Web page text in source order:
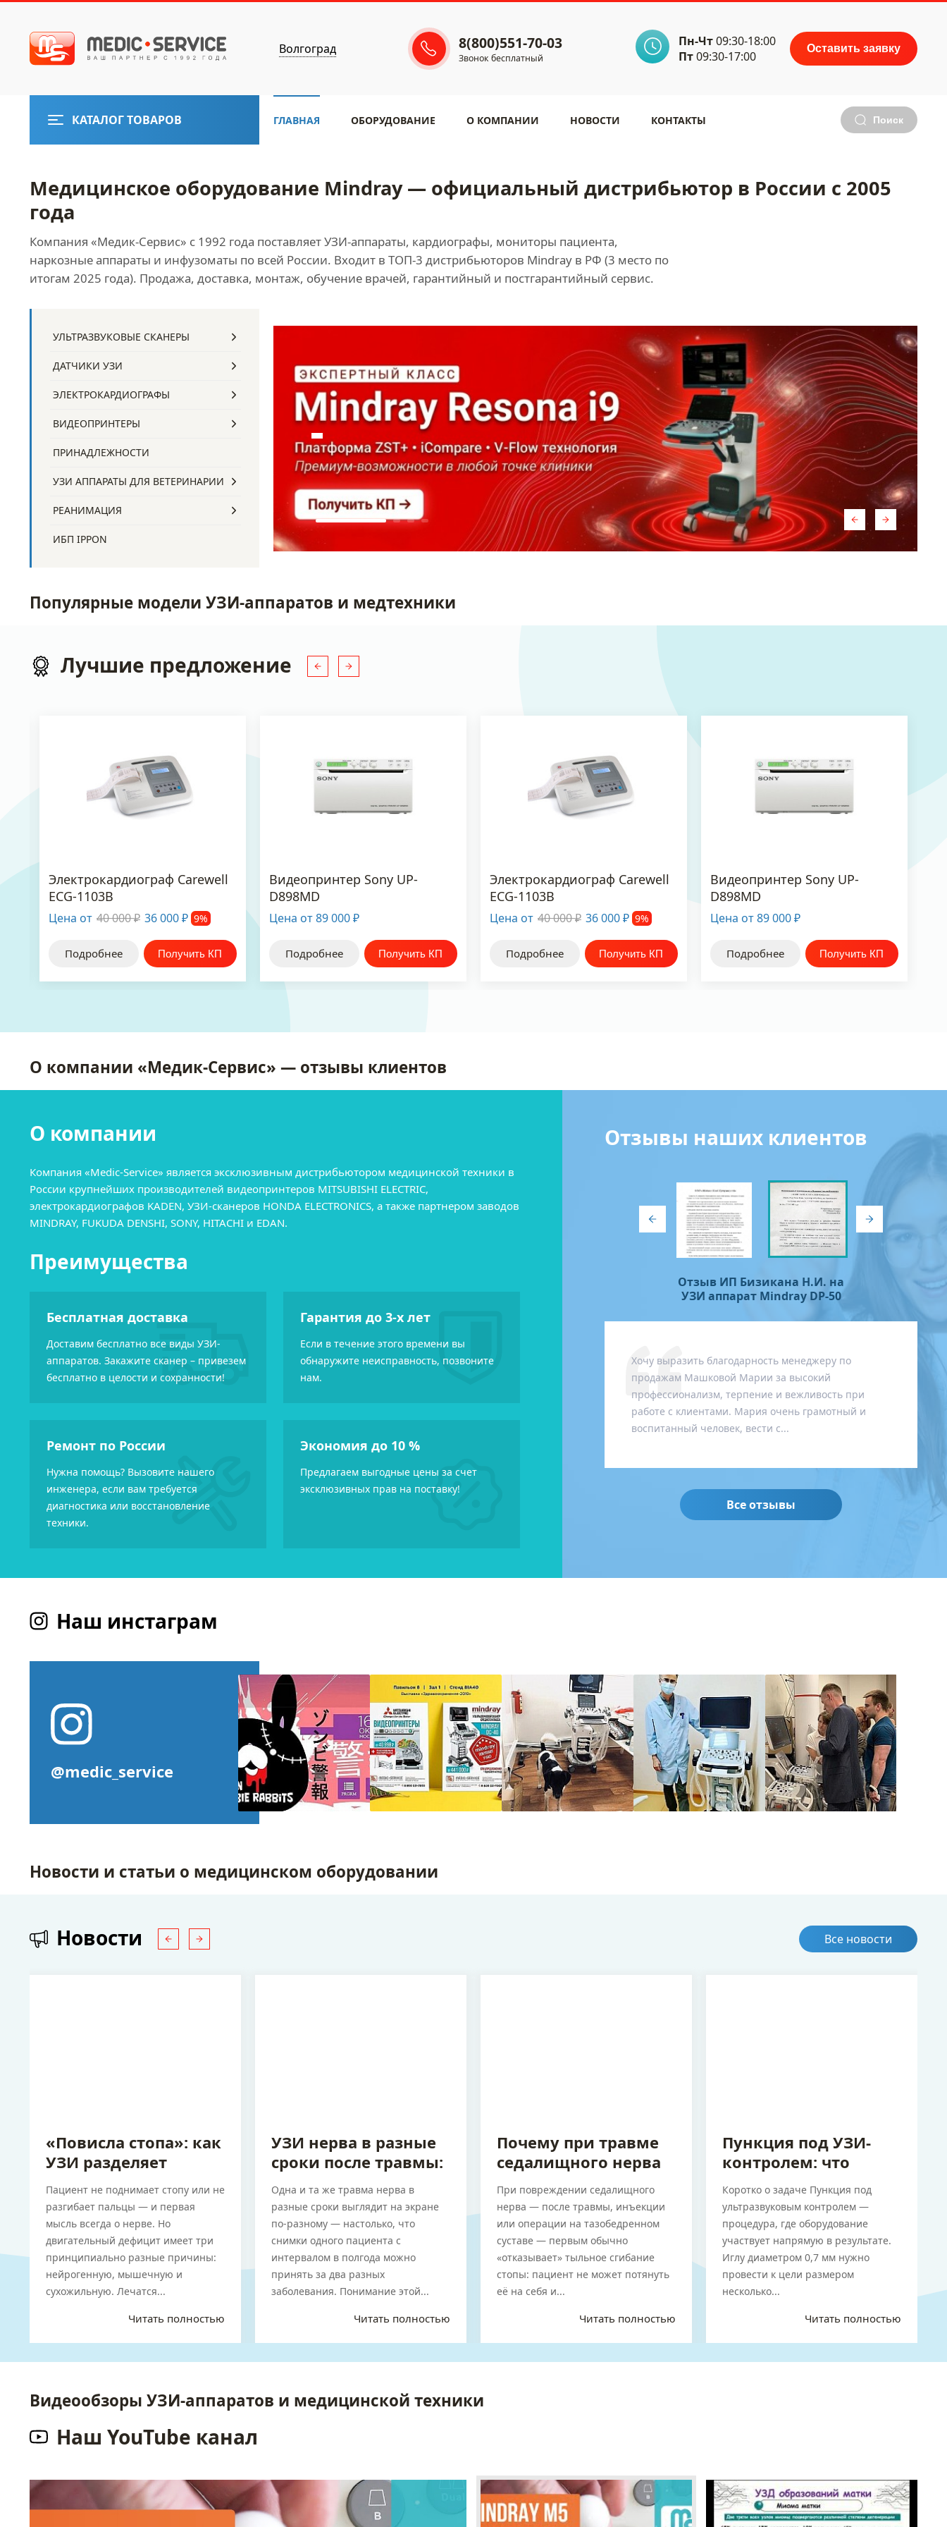
Волгоград 8(800)551-70-03
Звонок бесплатный
Пн-Чт09:30-18:00
Пт09:30-17:00
Оставить заявку
КАТАЛОГ ТОВАРОВ ГЛАВНАЯ ОБОРУДОВАНИЕ ​О КОМПАНИИ НОВОСТИ КОНТАКТЫ Поиск
Медицинское оборудование Mindray — официальный дистрибьютор в России с 2005
года
Компания «Медик-Сервис» с 1992 года поставляет УЗИ-аппараты, кардиографы, мониторы пациента,
наркозные аппараты и инфузоматы по всей России. Входит в ТОП-3 дистрибьюторов Mindray в РФ (3 место по
итогам 2025 года). Продажа, доставка, монтаж, обучение врачей, гарантийный и постгарантийный сервис.
УЛЬТРАЗВУКОВЫЕ СКАНЕРЫ
ДАТЧИКИ УЗИ
ЭЛЕКТРОКАРДИОГРАФЫ
ВИДЕОПРИНТЕРЫ
ПРИНАДЛЕЖНОСТИ
УЗИ АППАРАТЫ ДЛЯ ВЕТЕРИНАРИИ
РЕАНИМАЦИЯ
ИБП IPPON
Популярные модели УЗИ-аппаратов и медтехники
Лучшие предложение
Электрокардиограф Carewell
ECG-1103B
Цена от 40 000₽ 36 000 ₽ 9%
Подробнее
Видеопринтер Sony UP-
D898MD
Цена от89 000 ₽
Подробнее
Электрокардиограф Carewell
ECG-1103B
Цена от 40 000₽ 36 000 ₽ 9%
Подробнее
Видеопринтер Sony UP-
D898MD
Цена от89 000 ₽
Подробнее
О компании «Медик-Сервис» — отзывы клиентов
О компании
Компания «Medic-Service» является эксклюзивным дистрибьютором медицинской техники в
России крупнейших производителей видеопринтеров MITSUBISHI ELECTRIC,
электрокардиографов KADEN, УЗИ-сканеров HONDA ELECTRONICS, а также партнером заводов
MINDRAY, FUKUDA DENSHI, SONY, HITACHI и EDAN.
Преимущества
Бесплатная доставка
Доставим бесплатно все виды УЗИ-
аппаратов. Закажите сканер – привезем
бесплатно в целости и сохранности!
Гарантия до 3-х лет
Если в течение этого времени вы
обнаружите неисправность, позвоните
нам.
Ремонт по России
Нужна помощь? Вызовите нашего
инженера, если вам требуется
диагностика или восстановление
техники.
Экономия до 10 %
Предлагаем выгодные цены за счет
эксклюзивных прав на поставку!
Отзывы наших клиентов
бы выразить благодарность всем
компании «Медик Сервис» за очень
Хочу выразить благодарность менеджеру по
продажам Машковой Марии за высокий
Отзыв Ультрамед на УЗ
сканер Mindray DC-N6
Здравствуйте! Хотелось бы оставить отзыв на
аппарат Mindray DC-N6 приобретенный в компании
«Медик-Сервис». К выбору аппарата наша
компания подходила очень скрупулезно, кризис в
России оказал...
Все отзывы
Наш инстаграм
@medic_service
Новости и статьи о медицинском оборудовании
Новости Все новости
«Повисла стопа»: как
УЗИ разделяет
повреждение нерва,
мышцы и сухожилия
Пациент не поднимает стопу или не
разгибает пальцы — и первая
мысль всегда о нерве. Но
двигательный дефицит имеет три
принципиально разные причины:
нейрогенную, мышечную и
сухожильную. Лечатся...
Читать полностью
УЗИ нерва в разные
сроки после травмы:
как меняется
картина от отёка до
рубца
Одна и та же травма нерва в
разные сроки выглядит на экране
по-разному — настолько, что
снимки одного пациента с
интервалом в полгода можно
принять за два разных
заболевания. Понимание этой...
Читать полностью
Почему при травме
седалищного нерва
чаще всего страдает
стопа: анатомия
вопроса
При повреждении седалищного
нерва — после травмы, инъекции
или операции на тазобедренном
суставе — первым обычно
«отказывает» тыльное сгибание
стопы: пациент не может потянуть
её на себя и...
Читать полностью
Пункция под УЗИ-
контролем: что
нужно от аппарата и
датчика
Коротко о задаче Пункция под
ультразвуковым контролем —
процедура, где оборудование
участвует напрямую в результате.
Иглу диаметром 0,7 мм нужно
провести к цели размером
несколько...
Читать полностью
Видеообзоры УЗИ-аппаратов и медицинской техники
Наш YouTube канал